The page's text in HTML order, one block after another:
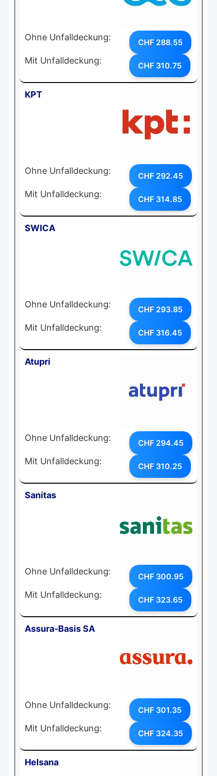
Ohne Unfalldeckung: CHF 288.55
Mit Unfalldeckung: CHF 310.75
KPT
Ohne Unfalldeckung: CHF 292.45
Mit Unfalldeckung: CHF 314.85
SWICA
Ohne Unfalldeckung: CHF 293.85
Mit Unfalldeckung: CHF 316.45
Atupri
Ohne Unfalldeckung: CHF 294.45
Mit Unfalldeckung: CHF 310.25
Sanitas
Ohne Unfalldeckung: CHF 300.95
Mit Unfalldeckung: CHF 323.65
Assura-Basis SA
Ohne Unfalldeckung: CHF 301.35
Mit Unfalldeckung: CHF 324.35
Helsana